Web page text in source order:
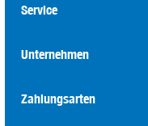
Service
Unternehmen
Zahlungsarten